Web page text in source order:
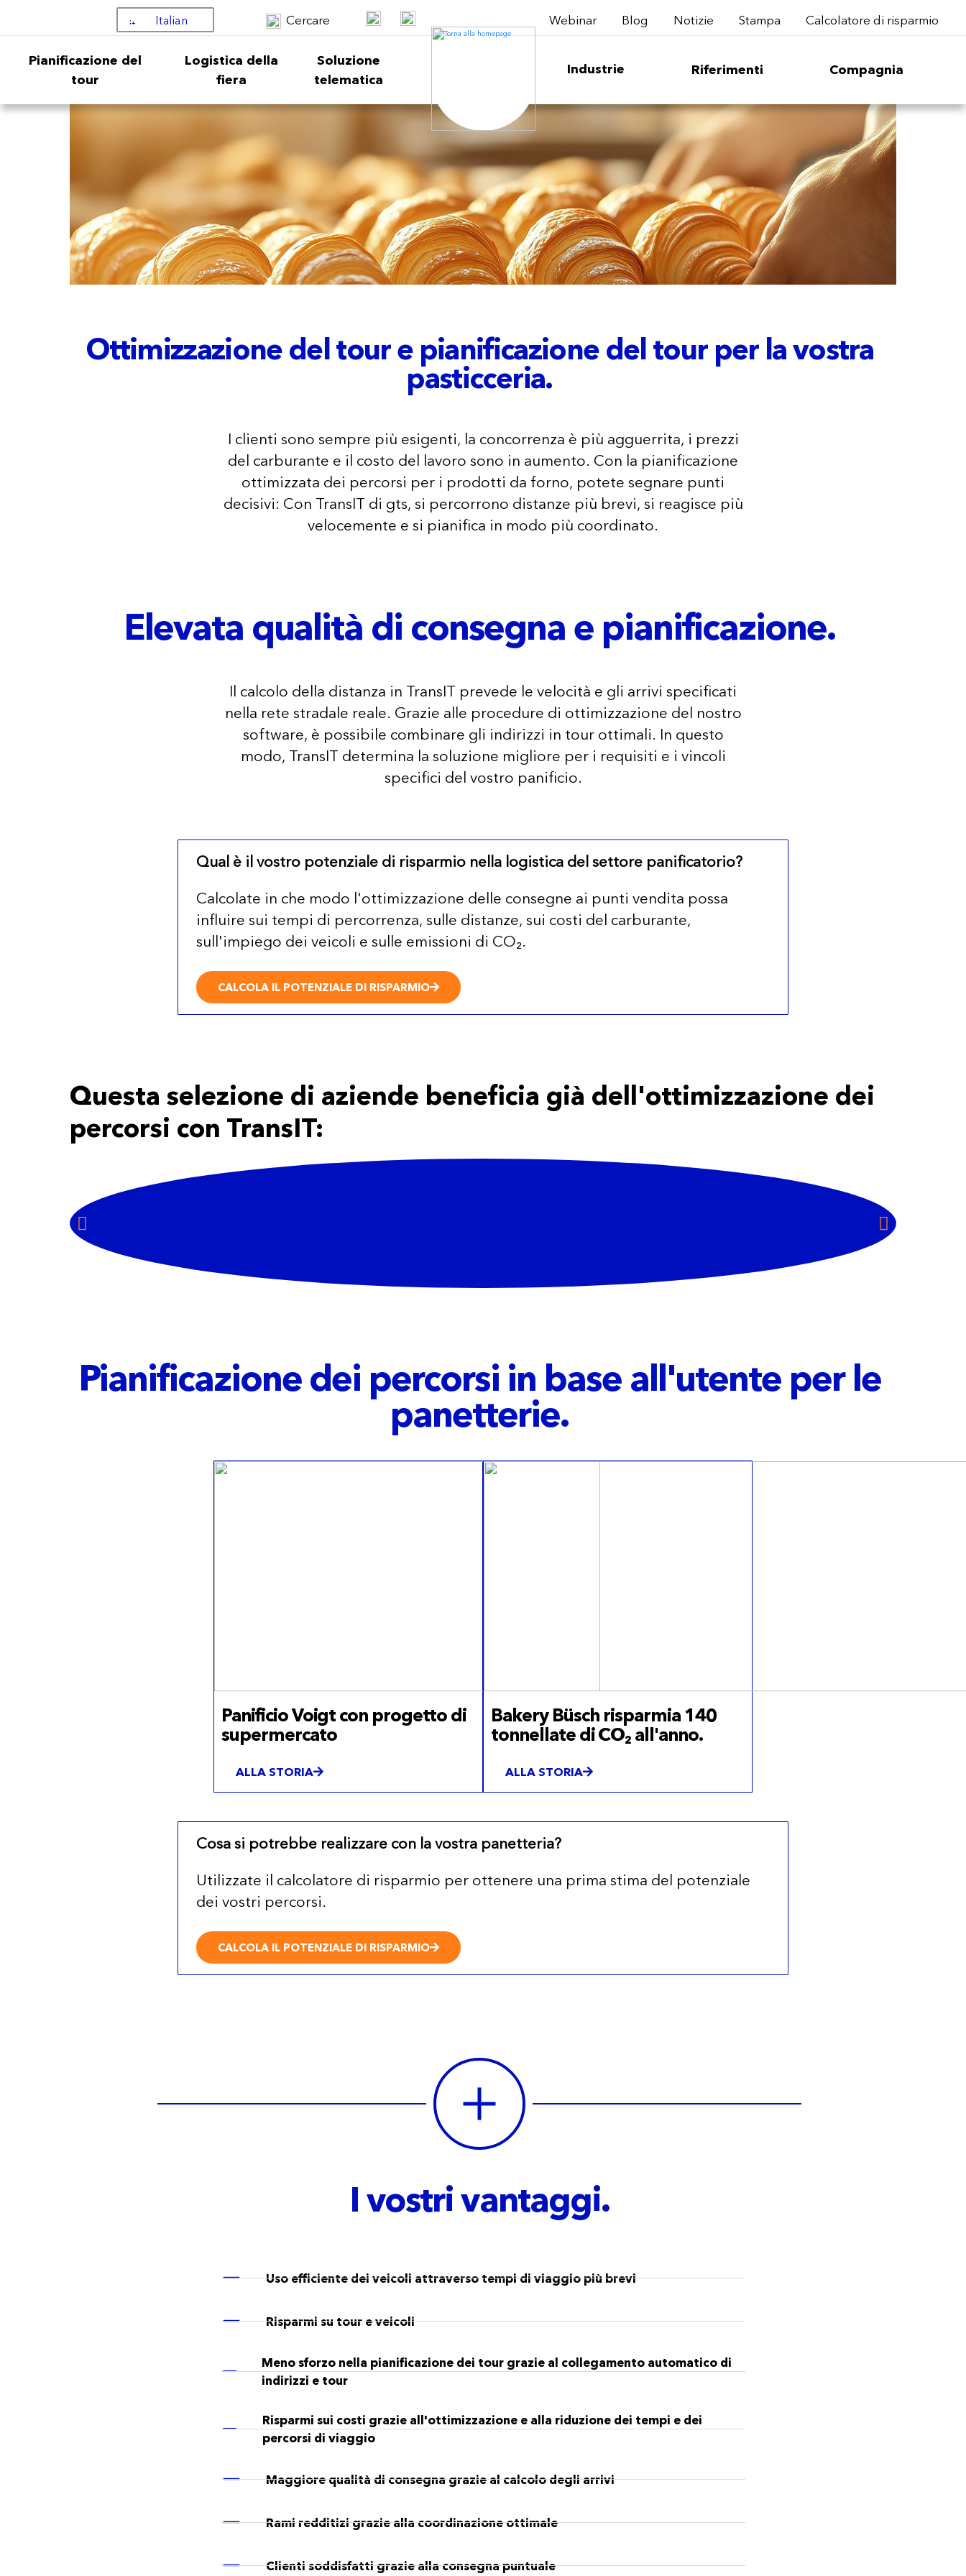
Italian Cercare Webinar Blog Notizie Stampa Calcolatore di risparmio
Pianificazione del
tour
Logistica della
fiera
Soluzione
telematica
Industrie Riferimenti Compagnia
Ottimizzazione del tour e pianificazione del tour per la vostra
pasticceria.
I clienti sono sempre più esigenti, la concorrenza è più agguerrita, i prezzi
del carburante e il costo del lavoro sono in aumento. Con la pianificazione
ottimizzata dei percorsi per i prodotti da forno, potete segnare punti
decisivi: Con TransIT di gts, si percorrono distanze più brevi, si reagisce più
velocemente e si pianifica in modo più coordinato.
Elevata qualità di consegna e pianificazione.
Il calcolo della distanza in TransIT prevede le velocità e gli arrivi specificati
nella rete stradale reale. Grazie alle procedure di ottimizzazione del nostro
software, è possibile combinare gli indirizzi in tour ottimali. In questo
modo, TransIT determina la soluzione migliore per i requisiti e i vincoli
specifici del vostro panificio.
Qual è il vostro potenziale di risparmio nella logistica del settore panificatorio?
Calcolate in che modo l'ottimizzazione delle consegne ai punti vendita possa
influire sui tempi di percorrenza, sulle distanze, sui costi del carburante,
sull'impiego dei veicoli e sulle emissioni di CO₂.
CALCOLA IL POTENZIALE DI RISPARMIO
Questa selezione di aziende beneficia già dell'ottimizzazione dei
percorsi con TransIT:
Pianificazione dei percorsi in base all'utente per le
panetterie.
Panificio Voigt con progetto di
supermercato
ALLA STORIA
Bakery Büsch risparmia 140
tonnellate di CO₂ all'anno.
ALLA STORIA
Cosa si potrebbe realizzare con la vostra panetteria?
Utilizzate il calcolatore di risparmio per ottenere una prima stima del potenziale
dei vostri percorsi.
CALCOLA IL POTENZIALE DI RISPARMIO
I vostri vantaggi.
Uso efficiente dei veicoli attraverso tempi di viaggio più brevi
Risparmi su tour e veicoli
Meno sforzo nella pianificazione dei tour grazie al collegamento automatico di
indirizzi e tour
Risparmi sui costi grazie all'ottimizzazione e alla riduzione dei tempi e dei
percorsi di viaggio
Maggiore qualità di consegna grazie al calcolo degli arrivi
Rami redditizi grazie alla coordinazione ottimale
Clienti soddisfatti grazie alla consegna puntuale